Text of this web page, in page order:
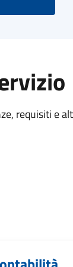
requisiti e